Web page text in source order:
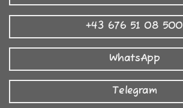
+43 676 51 08 500
WhatsApp
Telegram